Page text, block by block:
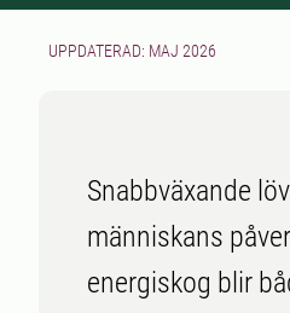
UPPDATERAD: MAJ 2026
Snabbväxande
människans
energiskog blir